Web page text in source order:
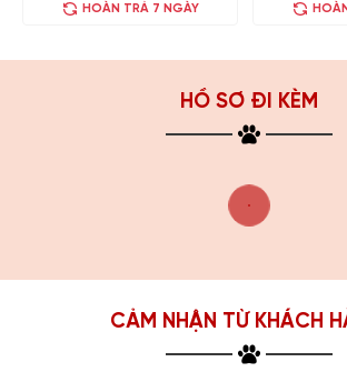
HOÀN TRẢ 7 NGÀY
HỒ SƠ ĐI KÈM
CẢM NHẬN TỪ KHÁCH